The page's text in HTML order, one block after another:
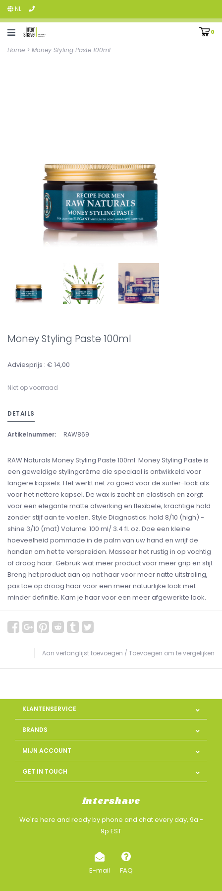
NL
0
Home > Money Styling Paste 100ml
Money Styling Paste 100ml
Adviesprijs : € 14,00
Niet op voorraad
DETAILS
Artikelnummer: RAW869
RAW Naturals Money Styling Paste 100ml. Money Styling Paste is
een geweldige stylingcrème die speciaal is ontwikkeld voor
langere kapsels. Het werkt net zo goed voor de surfer-look als
voor het nettere kapsel. De wax is zacht en elastisch en zorgt
voor een elegante matte afwerking en flexibele, krachtige hold
zonder stijf aan te voelen. Style Diagnostics: hold 8/10 (high) -
shine 3/10 (mat) Volume: 100 ml/ 3.4 fl. oz. Doe een kleine
hoeveelheid pommade in de palm van uw hand en wrijf de
handen om het te verspreiden. Masseer het rustig in op vochtig
of droog haar. Gebruik wat meer product voor meer grip en stijl.
Breng het product aan op nat haar voor meer natte uitstraling,
pas toe op droog haar voor een meer natuurlijke look met
minder definitie. Kam je haar voor een meer afgewerkte look.
Aan verlanglijst toevoegen / Toevoegen om te vergelijken
KLANTENSERVICE
BRANDS
MIJN ACCOUNT
GET IN TOUCH
Intershave
We're here and ready by phone and chat every day, 9a -
9p EST
E-mail FAQ